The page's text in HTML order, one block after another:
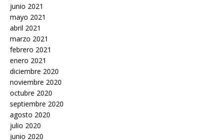
junio 2021
mayo 2021
abril 2021
marzo 2021
febrero 2021
enero 2021
diciembre 2020
noviembre 2020
octubre 2020
septiembre 2020
agosto 2020
julio 2020
junio 2020